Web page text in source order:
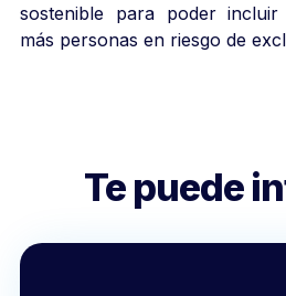
sostenible para poder incluir
más personas en riesgo de
Te puede